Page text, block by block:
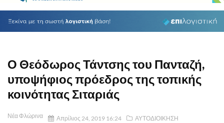
Ο Θεόδωρος Τάντσης του Πανταζή,
υποψήφιος πρόεδρος της τοπικής
κοινότητας Σιταριάς
Νέα Φλώρινα Απρίλιος 24, 2019 16:24 ΑΥΤΟΔΙΟΙΚΗΣΗ